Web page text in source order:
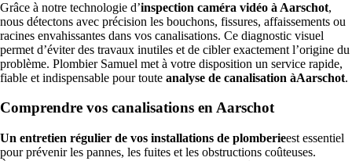
Grâce à notre technologie d’inspection caméra vidéo à Aarschot,
nous détectons avec précision les bouchons, fissures, affaissements ou
racines envahissantes dans vos canalisations. Ce diagnostic visuel
permet d’éviter des travaux inutiles et de cibler exactement l’origine du
problème. Plombier Samuel met à votre disposition un service rapide,
fiable et indispensable pour toute analyse de canalisation àAarschot.
Comprendre vos canalisations en Aarschot
Un entretien régulier de vos installations de plomberieest essentiel
pour prévenir les pannes, les fuites et les obstructions coûteuses.